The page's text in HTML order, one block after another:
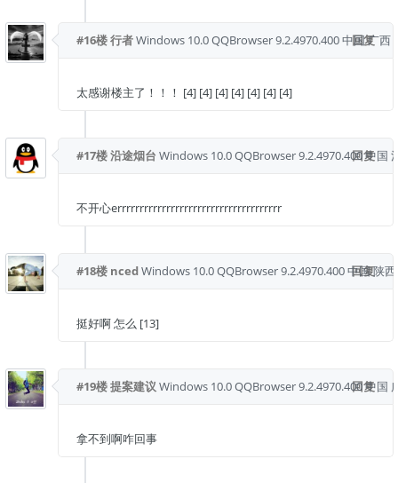
回复
#16楼行者Windows 10.0QQBrowser 9.2.4970.400中国 广西
太感谢楼主了！！！ [4] [4] [4] [4] [4] [4] [4]
回复
#17楼沿途烟台 Windows 10.0QQBrowser 9.2.4970.400中国
不开心errrrrrrrrrrrrrrrrrrrrrrrrrrrrrrrrrrrr
回复
#18楼 ncedWindows 10.0QQBrowser 9.2.4970.400中国 陕
挺好啊 怎么 [13]
回复
#19楼提案建议 Windows 10.0QQBrowser 9.2.4970.400中国
拿不到啊咋回事